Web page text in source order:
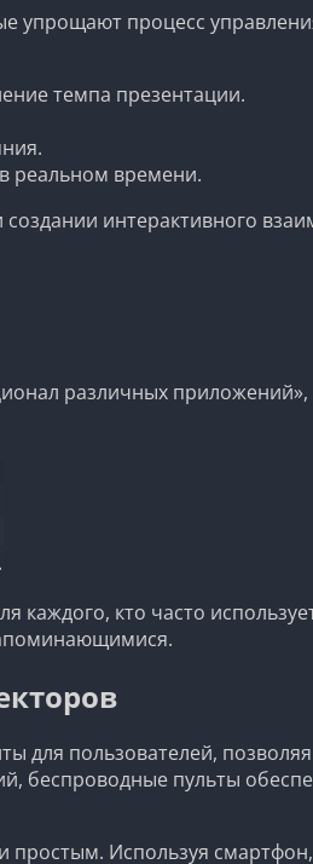
упрощают процесс
темпа презентации.
реальном времени.
интерактивного
различных
кто часто
для пользователей,
беспроводные пульты
Используя